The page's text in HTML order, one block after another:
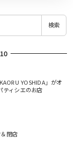
検索
YOSHIDA」がオ
ティシエのお店
閉店